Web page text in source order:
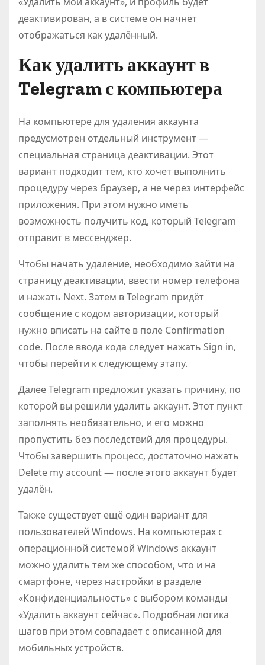
деактивирован, а в системе он начнёт
отображаться как удалённый.
Как удалить аккаунт в
Telegram с компьютера
На компьютере для удаления аккаунта
предусмотрен отдельный инструмент —
специальная страница деактивации. Этот
вариант подходит тем, кто хочет выполнить
процедуру через браузер, а не через интерфейс
приложения. При этом нужно иметь
возможность получить код, который Telegram
отправит в мессенджер.
Чтобы начать удаление, необходимо зайти на
страницу деактивации, ввести номер телефона
и нажать Next. Затем в Telegram придёт
сообщение с кодом авторизации, который
нужно вписать на сайте в поле Confirmation
code. После ввода кода следует нажать Sign in,
чтобы перейти к следующему этапу.
Далее Telegram предложит указать причину, по
которой вы решили удалить аккаунт. Этот пункт
заполнять необязательно, и его можно
пропустить без последствий для процедуры.
Чтобы завершить процесс, достаточно нажать
Delete my account — после этого аккаунт будет
удалён.
Также существует ещё один вариант для
пользователей Windows. На компьютерах с
операционной системой Windows аккаунт
можно удалить тем же способом, что и на
смартфоне, через настройки в разделе
«Конфиденциальность» с выбором команды
«Удалить аккаунт сейчас». Подробная логика
шагов при этом совпадает с описанной для
мобильных устройств.